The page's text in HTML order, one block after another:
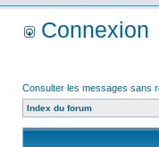
Connexion
Consulter les messages sans
Index du forum